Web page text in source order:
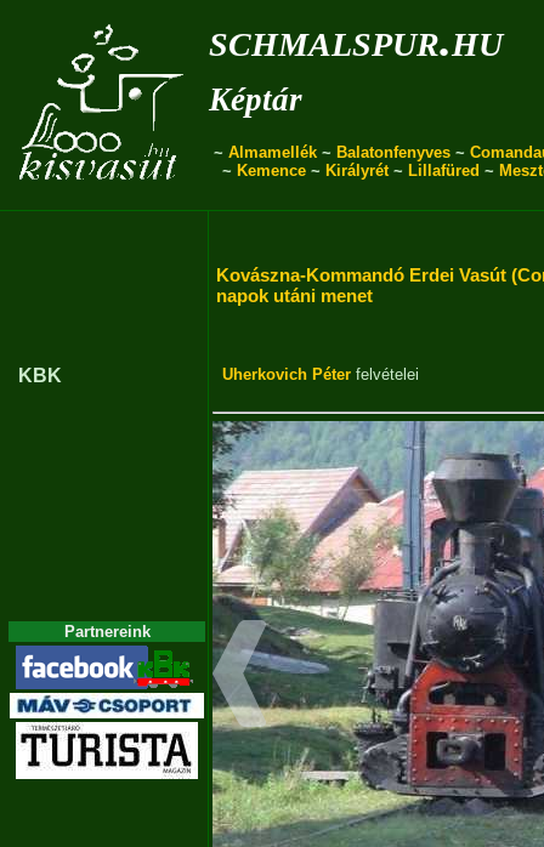
schmalspur.hu
Képtár
~ Almamellék ~ Balatonfenyves ~
~ Kemence~ Királyrét~ Lillafüred ~
KBK
Partnereink
Kovászna-Kommandó Erdei Vasút
napok utáni menet
Uherkovich Péter felvételei